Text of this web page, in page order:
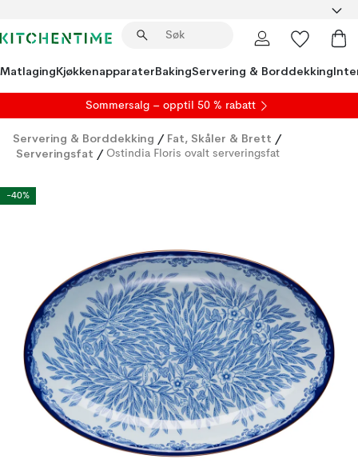
MatlagingKjøkkenapparaterBakingServering & Borddekking
Sommersalg – opptil 50 % rabatt
Servering & Borddekking / Fat, Skåler & Brett /
Serveringsfat / Ostindia Floris ovalt serveringsfat
-40%